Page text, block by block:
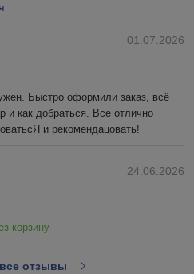
01.07.2026
Быстро оформили заказ, всё
и как добраться. Все отлично
и рекомендацовать!
24.06.2026
корзину
отзывы